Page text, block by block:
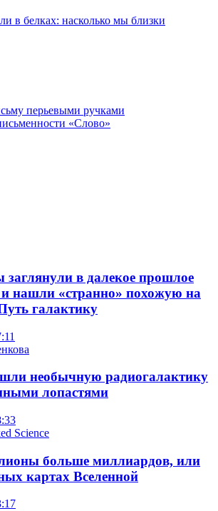
в белках: насколько мы близки
перьевыми ручками
«Слово»
заглянули в далекое прошлое
и нашли «странно» похожую на
галактику
необычную радиогалактику
лопастями
Science
больше миллиардов, или
картах Вселенной